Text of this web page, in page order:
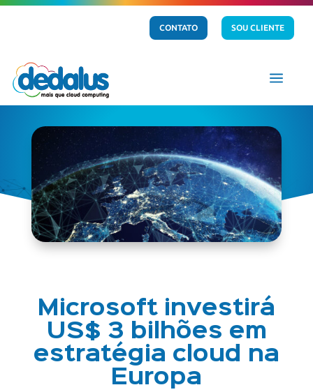
CONTATO SOU CLIENTE
a
Microsoft investirá
US$ 3 bilhões em
estratégia cloud na
Europa